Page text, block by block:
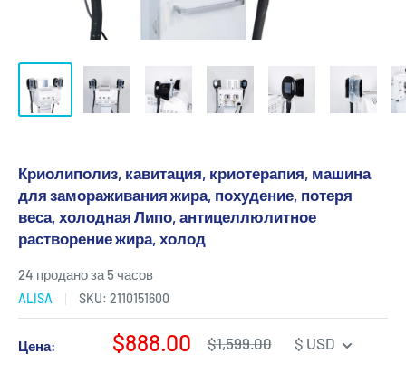
Криолиполиз, кавитация, криотерапия, машина
для замораживания жира, похудение, потеря
веса, холодная Липо, антицеллюлитное
растворение жира, холод
24 продано за 5 часов
ALISA SKU: 2110151600
Цена:
Цена
$888.00
Обычная
$1,599.00 $ USD